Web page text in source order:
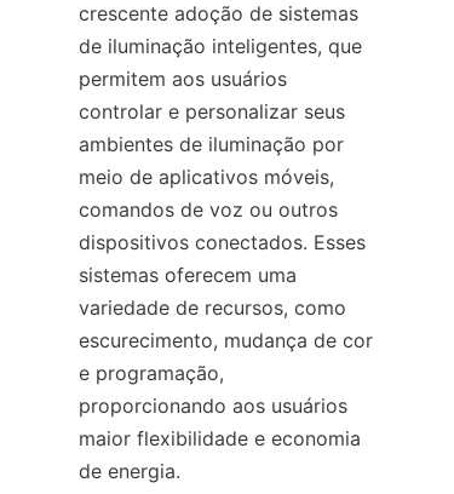
crescente adoção de sistemas
de iluminação inteligentes, que
permitem aos usuários
controlar e personalizar seus
ambientes de iluminação por
meio de aplicativos móveis,
comandos de voz ou outros
dispositivos conectados. Esses
sistemas oferecem uma
variedade de recursos, como
escurecimento, mudança de cor
e programação,
proporcionando aos usuários
maior flexibilidade e economia
de energia.